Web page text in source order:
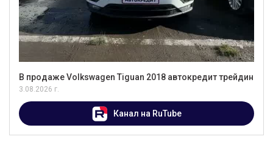
В продаже Volkswagen Tiguan 2018 автокредит трейдин
3.08.2026 г.
Канал на RuTube